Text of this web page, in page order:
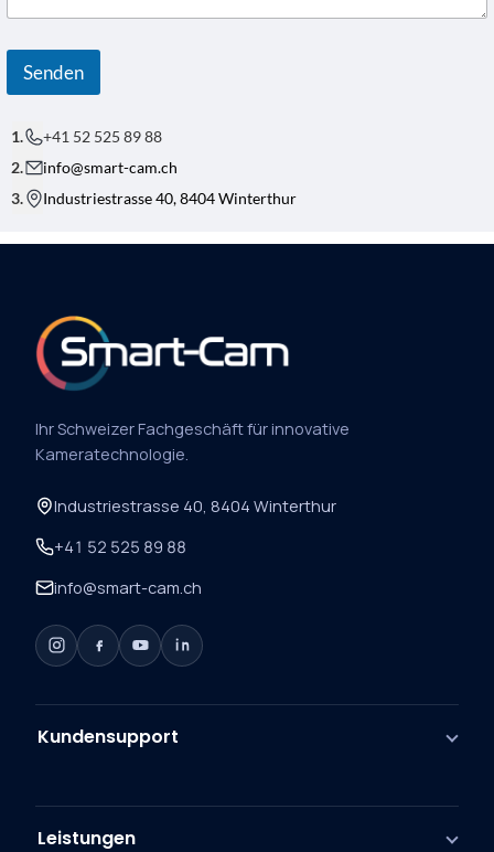
Senden
+41 52 525 89 88
info@smart-cam.ch
Industriestrasse 40, 8404 Winterthur
Ihr Schweizer Fachgeschäft für innovative
Kameratechnologie.
Industriestrasse 40, 8404 Winterthur
+41 52 525 89 88
info@smart-cam.ch
Kundensupport
Leistungen